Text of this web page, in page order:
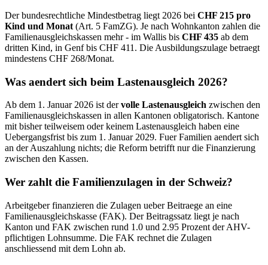
Der bundesrechtliche Mindestbetrag liegt 2026 bei CHF 215 pro
Kind und Monat (Art. 5 FamZG). Je nach Wohnkanton zahlen die
Familienausgleichskassen mehr - im Wallis bis CHF 435 ab dem
dritten Kind, in Genf bis CHF 411. Die Ausbildungszulage betraegt
mindestens CHF 268/Monat.
Was aendert sich beim Lastenausgleich 2026?
Ab dem 1. Januar 2026 ist dervolle Lastenausgleich zwischen den
Familienausgleichskassen in allen Kantonen obligatorisch. Kantone
mit bisher teilweisem oder keinem Lastenausgleich haben eine
Uebergangsfrist bis zum 1. Januar 2029. Fuer Familien aendert sich
an der Auszahlung nichts; die Reform betrifft nur die Finanzierung
zwischen den Kassen.
Wer zahlt die Familienzulagen in der Schweiz?
Arbeitgeber finanzieren die Zulagen ueber Beitraege an eine
Familienausgleichskasse (FAK). Der Beitragssatz liegt je nach
Kanton und FAK zwischen rund 1.0 und 2.95 Prozent der AHV-
pflichtigen Lohnsumme. Die FAK rechnet die Zulagen
anschliessend mit dem Lohn ab.